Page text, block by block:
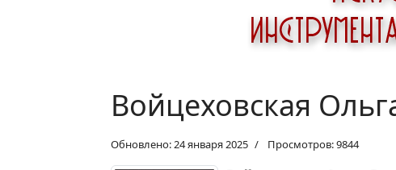
Войцеховская
Обновлено: 24 января 2025 Просмотров: 9844